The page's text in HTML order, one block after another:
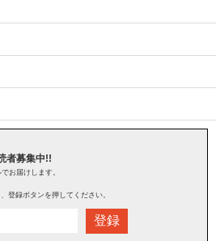
者募集中!!
お届けします。
登録ボタンを押してください。
登録